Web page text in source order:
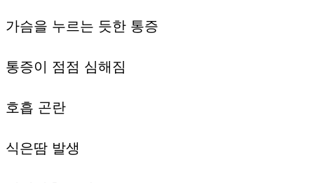
가슴을 누르는 듯한 통증
통증이 점점 심해짐
호흡 곤란
식은땀 발생